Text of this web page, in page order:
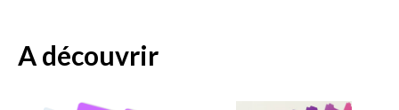
A découvrir